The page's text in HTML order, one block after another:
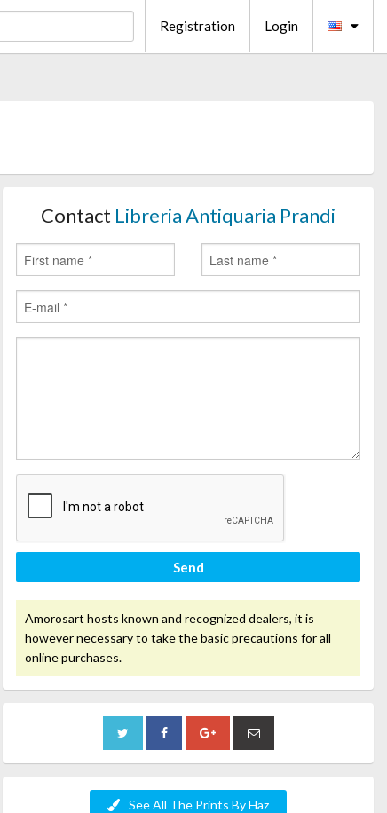
Registration Login
Contact Libreria Antiquaria Prandi
Send
Amorosart hosts known and recognized dealers, it is
however necessary to take the basic precautions for all
online purchases.
See All The Prints By Haz